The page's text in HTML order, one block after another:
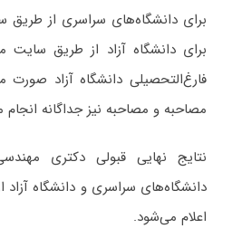
برای دانشگاه‌های سراسری از
برای دانشگاه آزاد از طریق
فارغ‌التحصیلی دانشگاه آزاد صورت
مصاحبه و مصاحبه نیز جداگانه
نتایج نهایی قبولی دکتری
دانشگاه‌های سراسری و دانشگاه
اعلام می‌شود.